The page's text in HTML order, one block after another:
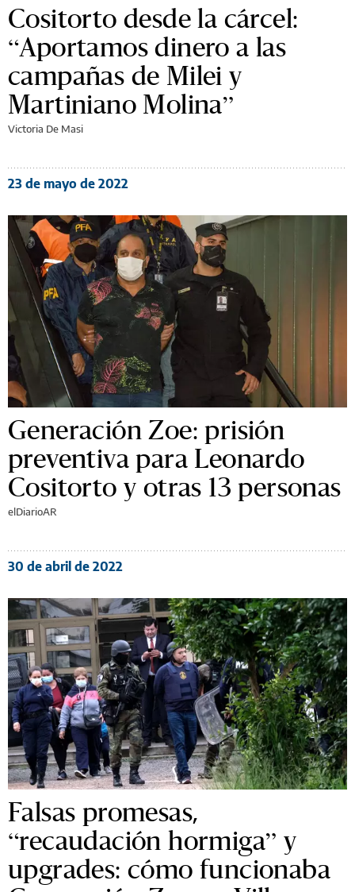
Cositorto desde la cárcel:
“Aportamos dinero a las
campañas de Milei y
Martiniano Molina”
Victoria De Masi
23 de mayo de 2022
Generación Zoe: prisión
preventiva para Leonardo
Cositorto y otras 13 personas
elDiarioAR
30 de abril de 2022
Falsas promesas,
“recaudación hormiga” y
upgrades: cómo funcionaba